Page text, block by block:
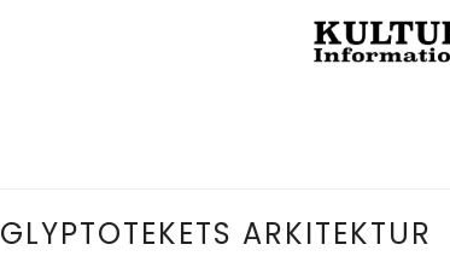
GLYPTOTEKETS ARKITEKTUR